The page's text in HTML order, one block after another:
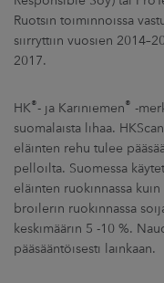
UUTISHUONE
Ruotsin toiminnoissa
siirryttiin vuosien
2017.
HK®- ja Kariniemen® -
suomalaista lihaa.
eläinten rehu tulee
pelloilta. Suomessa
eläinten ruokinnassa
broilerin ruokinnassa
keskimäärin 5 -10 %.
pääsääntöisesti lainkaan.